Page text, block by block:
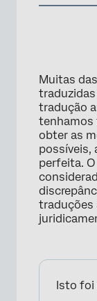
Muitas
tradução
tenhamos
obter as
possíveis,
perfeita.
traduções
Isto foi